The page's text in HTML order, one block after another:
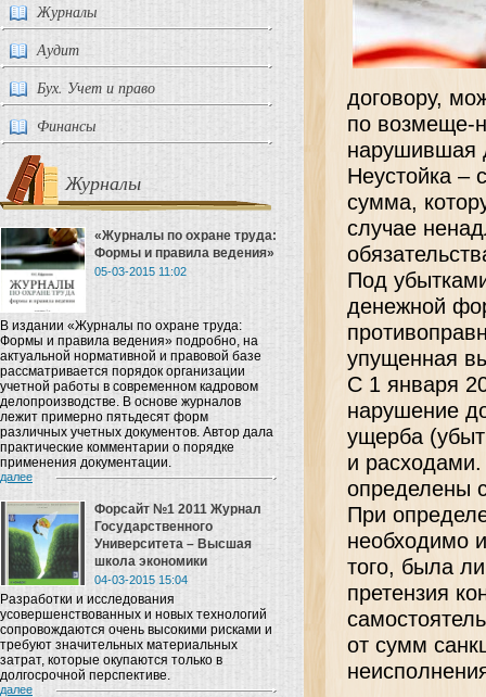
Журналы
Аудит
Бух. Учет и право
Финансы
Журналы
«Журналы по охране труда:
Формы и правила ведения»
05-03-2015 11:02
В издании «Журналы по охране труда:
Формы и правила ведения» подробно, на
актуальной нормативной и правовой базе
рассматривается порядок организации
учетной работы в современном кадровом
делопроизводстве. В основе журналов
лежит примерно пятьдесят форм
различных учетных документов. Автор дала
практические комментарии о порядке
применения документации.
далее
Форсайт №1 2011 Журнал
Государственного
Университета – Высшая
школа экономики
04-03-2015 15:04
Разработки и исследования
усовершенствованных и новых технологий
сопровождаются очень высокими рисками и
требуют значительных материальных
затрат, которые окупаются только в
долгосрочной перспективе.
далее
договору,
по возмеще-
нарушившая
Неустойка –
сумма,
случае
Под
денежной
упущенная
С 1 января
нарушение
ущерба
и
определены
При
необходимо
того, была
претензия
от сумм